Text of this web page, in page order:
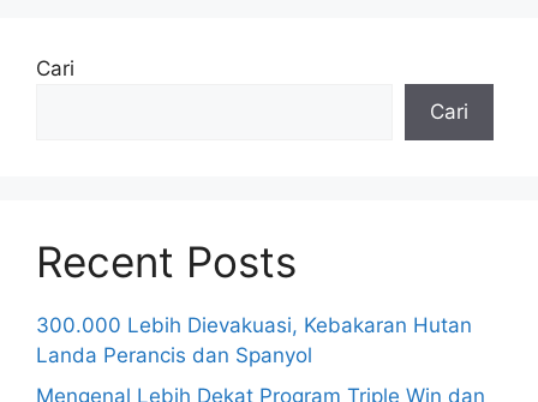
Cari
Cari
Recent Posts
300.000 Lebih Dievakuasi, Kebakaran Hutan
Landa Perancis dan Spanyol
Mengenal Lebih Dekat Program Triple Win dan